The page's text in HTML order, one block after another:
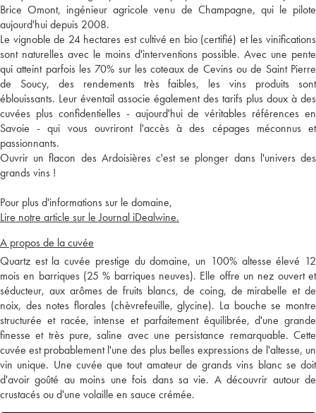
Brice Omont, ingénieur agricole venu de Champagne, qui le pilote
aujourd'hui depuis 2008.
Le vignoble de 24 hectares est cultivé en bio (certifié) et les vinifications
sont naturelles avec le moins d'interventions possible. Avec une pente
qui atteint parfois les 70% sur les coteaux de Cevins ou de Saint Pierre
de Soucy, des rendements très faibles, les vins produits sont
éblouissants. Leur éventail associe également des tarifs plus doux à des
cuvées plus confidentielles - aujourd'hui de véritables références en
Savoie - qui vous ouvriront l'accès à des cépages méconnus et
passionnants.
Ouvrir un flacon des Ardoisières c'est se plonger dans l'univers des
grands vins !
Pour plus d'informations sur le domaine,
Lire notre article sur le Journal iDealwine.
A propos de la cuvée
Quartz est la cuvée prestige du domaine, un 100% altesse élevé 12
mois en barriques (25 % barriques neuves). Elle offre un nez ouvert et
séducteur, aux arômes de fruits blancs, de coing, de mirabelle et de
noix, des notes florales (chèvrefeuille, glycine). La bouche se montre
structurée et racée, intense et parfaitement équilibrée, d'une grande
finesse et très pure, saline avec une persistance remarquable. Cette
cuvée est probablement l'une des plus belles expressions de l'altesse, un
vin unique. Une cuvée que tout amateur de grands vins blanc se doit
d'avoir goûté au moins une fois dans sa vie. A découvrir autour de
crustacés ou d'une volaille en sauce crémée.